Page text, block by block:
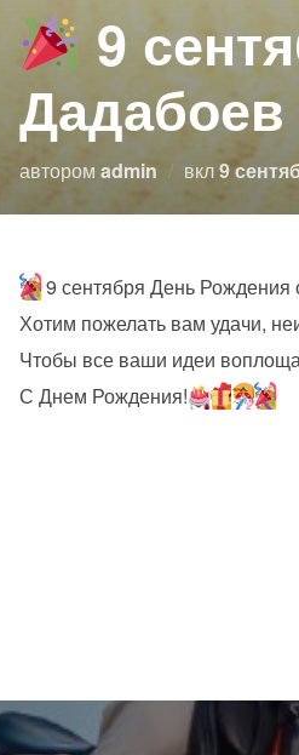
9
автором admin вкл9
9 сентября День
Хотим пожелать вам удачи,
Чтобы все ваши идеи
С Днем Рождения!